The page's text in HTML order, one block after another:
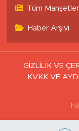
Tüm Manşetler
Haber Arşivi
GİZLİLİK VE
KVKK VE